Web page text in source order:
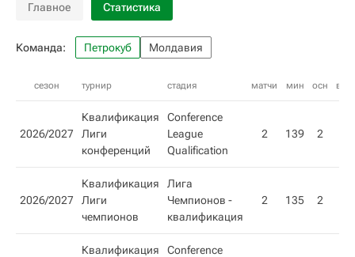
Главное Статистика
Команда: Петрокуб Молдавия
сезон турнир стадия матчи мин осн внз
2026/2027
Квалификация
Лиги
конференций
Conference
League
Qualification
2 139 2
2026/2027
Квалификация
Лиги
чемпионов
Лига
Чемпионов -
квалификация
2 135 2
Квалификация
Conference